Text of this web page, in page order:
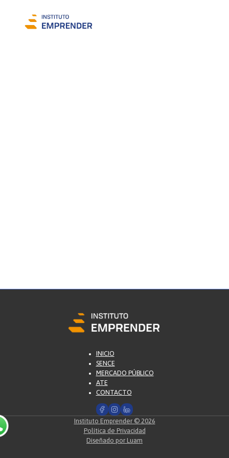
INICIO
SENCE
MERCADO PÚBLICO
ATE
CONTACTO
Instituto Emprender © 2026
Política de Privacidad
Diseñado por Luam